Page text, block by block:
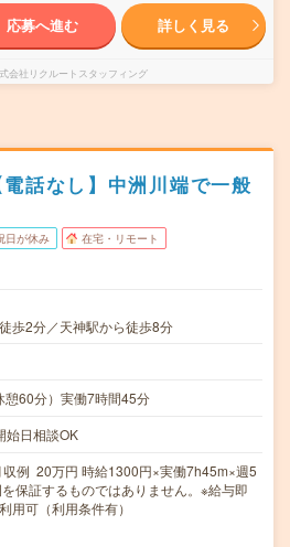
応募へ進む 詳しく見る
会社リクルートスタッフィング
電話なし】中洲川端で一般
日が休み 在宅・リモート
歩2分／天神駅から徒歩8分
60分）実働7時間45分
日相談OK
例 20万円 時給1300円×実働7h45m×週5
保証するものではありません。※給与即
用可（利用条件有）